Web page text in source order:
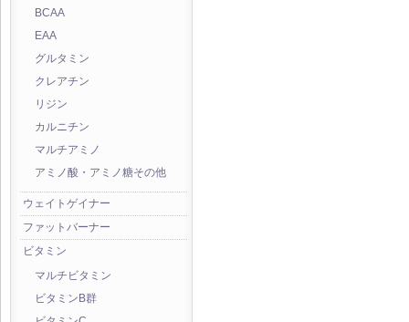
BCAA
EAA
グルタミン
クレアチン
リジン
カルニチン
マルチアミノ
アミノ酸・アミノ糖その他
ウェイトゲイナー
ファットバーナー
ビタミン
マルチビタミン
ビタミンB群